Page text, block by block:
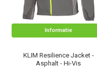
Informatie
KLIM Resilience Jacket -
Asphalt - Hi-Vis